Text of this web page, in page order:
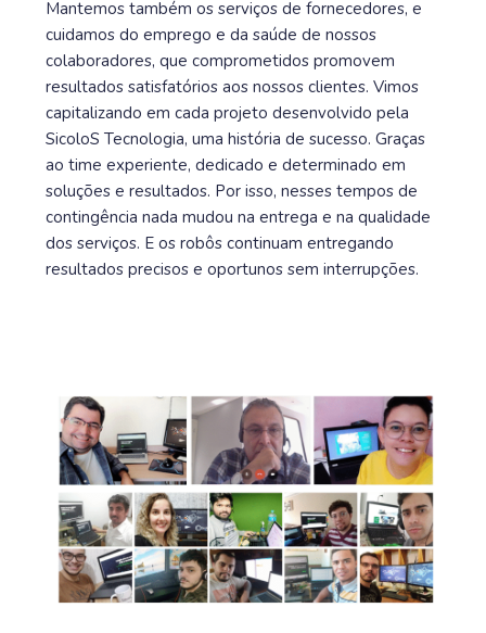
Mantemos também os serviços de fornecedores, e
cuidamos do emprego e da saúde de nossos
colaboradores, que comprometidos promovem
resultados satisfatórios aos nossos clientes. Vimos
capitalizando em cada projeto desenvolvido pela
SicoloS Tecnologia, uma história de sucesso. Graças
ao time experiente, dedicado e determinado em
soluções e resultados. Por isso, nesses tempos de
contingência nada mudou na entrega e na qualidade
dos serviços. E os robôs continuam entregando
resultados precisos e oportunos sem interrupções.